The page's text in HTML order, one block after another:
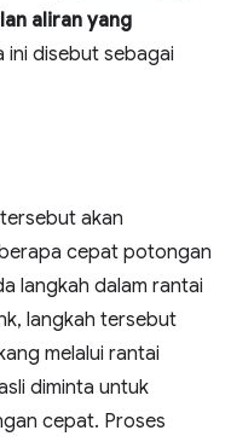
aliran yang
ini disebut sebagai
akan
cepat potongan
langkah dalam rantai
langkah tersebut
melalui rantai
diminta untuk
cepat. Proses